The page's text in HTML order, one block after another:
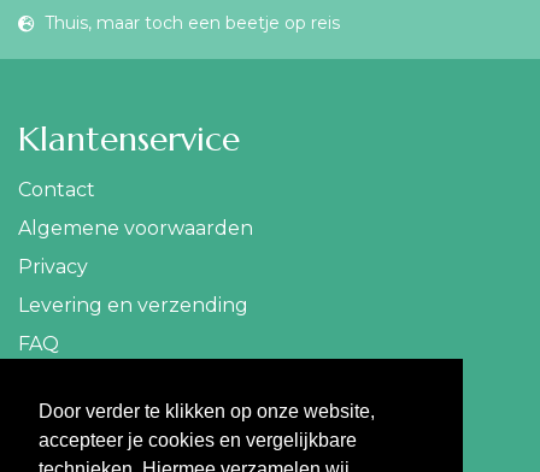
Door verder te klikken op onze website,
accepteer je cookies en vergelijkbare
Thuis, maar toch een beetje op reis
Klantenservice
Contact
Algemene voorwaarden
Privacy
Levering en verzending
FAQ
Contact
info@travelbazaar.nl